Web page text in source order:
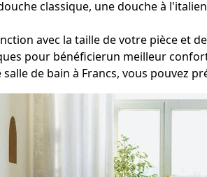
classique, une douche à
avec la taille de votre pièce et
pour bénéficierun meilleur
de bain à Francs, vous pouvez